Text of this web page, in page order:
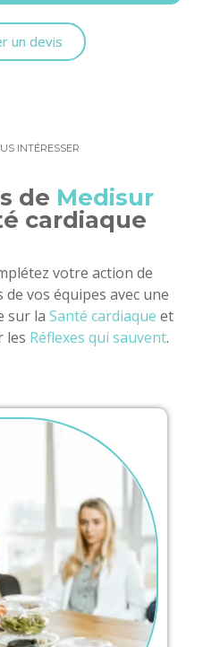
un devis
INTÉRESSER
de Medisur
cardiaque
votre action de
vos équipes avec une
sur la Santé cardiaque et
les Réflexes qui sauvent.